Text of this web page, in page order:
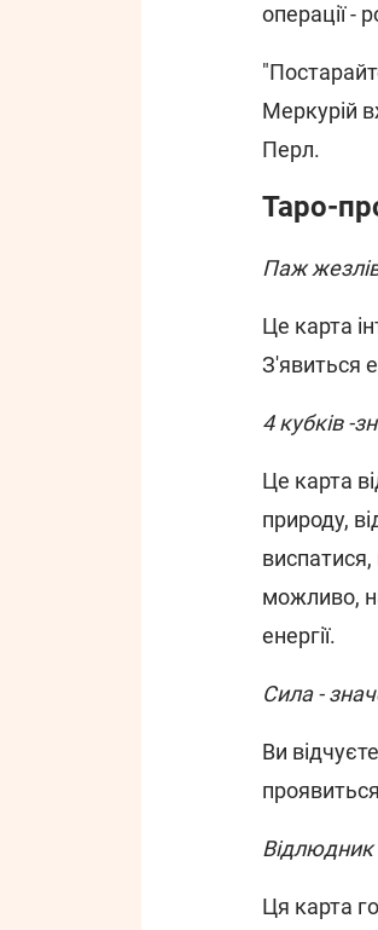
операції -
Меркурій
Перл.
Таро-
Паж
Це карта
З'явиться
4 кубків -
Це карта
природу,
можливо,
енергії.
Сила -
Ви
Відлюдник
Ця карта